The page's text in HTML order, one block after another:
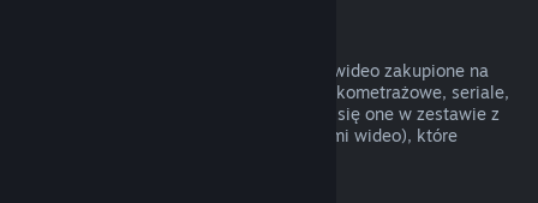
Nie możemy zwracać pieniędzy za treści wideo zakupione na
Steam (na przykład filmy pełno- oraz krótkometrażowe, seriale,
odcinki czy poradniki), chyba że znajdują się one w zestawie z
innymi treściami (niebędącymi materiałami wideo), które